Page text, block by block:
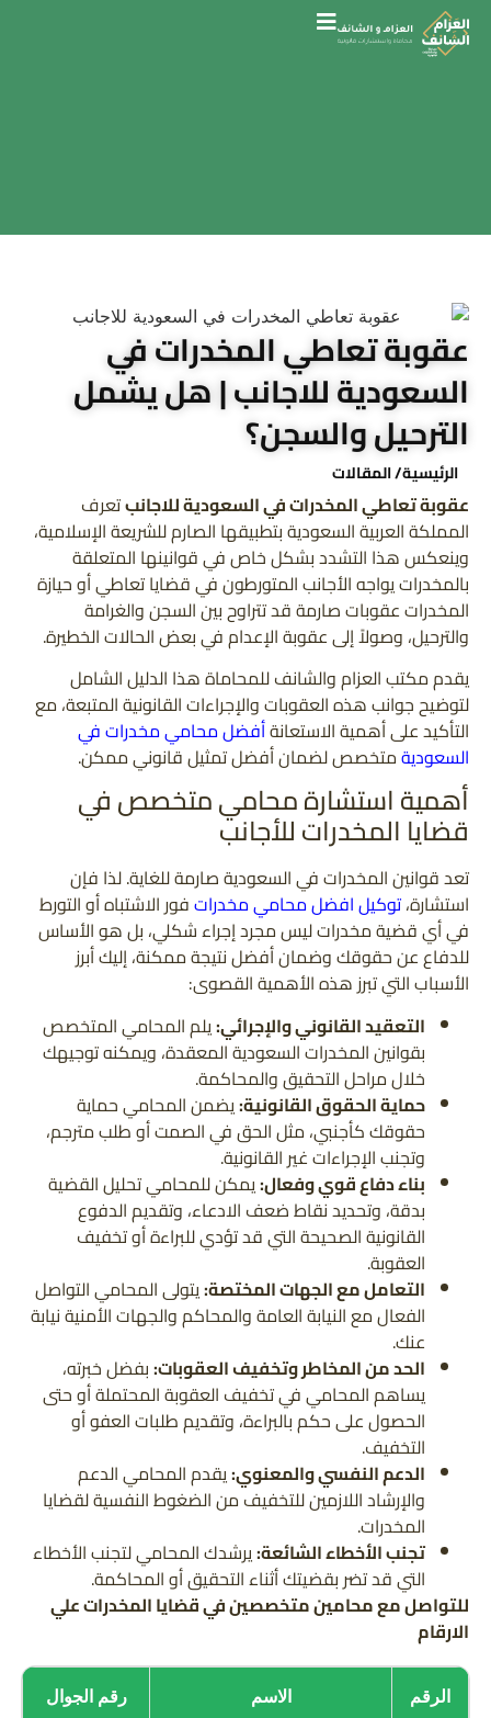
عقوبة تعاطي المخدرات في
السعودية للاجانب | هل يشمل
الترحيل والسجن؟
الرئيسية/ المقالات
عقوبة تعاطي المخدرات في السعودية للاجانبتعرف
المملكة العربية السعودية بتطبيقها الصارم للشريعة الإسلامية،
وينعكس هذا التشدد بشكل خاص في قوانينها المتعلقة
بالمخدرات يواجه الأجانب المتورطون في قضايا تعاطي أو حيازة
المخدرات عقوبات صارمة قد تتراوح بين السجن والغرامة
والترحيل، وصولاً إلى عقوبة الإعدام في بعض الحالات الخطيرة.
يقدم مكتب العزام والشانف للمحاماة هذا الدليل الشامل
لتوضيح جوانب هذه العقوبات والإجراءات القانونية المتبعة، مع
التأكيد على أهمية الاستعانةأفضل محامي مخدرات في
السعوديةمتخصص لضمان أفضل تمثيل قانوني ممكن.
أهمية استشارة محامي متخصص في
قضايا المخدرات للأجانب
تعد قوانين المخدرات في السعودية صارمة للغاية. لذا فإن
استشارة،توكيل افضل محامي مخدراتفور الاشتباه أو التورط
في أي قضية مخدرات ليس مجرد إجراء شكلي، بل هو الأساس
للدفاع عن حقوقك وضمان أفضل نتيجة ممكنة، إليك أبرز
الأسباب التي تبرز هذه الأهمية القصوى:
التعقيد القانوني والإجرائي:يلم المحامي المتخصص
بقوانين المخدرات السعودية المعقدة، ويمكنه توجيهك
خلال مراحل التحقيق والمحاكمة.
حماية الحقوق القانونية:يضمن المحامي حماية
حقوقك كأجنبي، مثل الحق في الصمت أو طلب مترجم،
وتجنب الإجراءات غير القانونية.
بناء دفاع قوي وفعال:يمكن للمحامي تحليل القضية
بدقة، وتحديد نقاط ضعف الادعاء، وتقديم الدفوع
القانونية الصحيحة التي قد تؤدي للبراءة أو تخفيف
العقوبة.
التعامل مع الجهات المختصة:يتولى المحامي التواصل
الفعال مع النيابة العامة والمحاكم والجهات الأمنية نيابة
عنك.
الحد من المخاطر وتخفيف العقوبات:بفضل خبرته،
يساهم المحامي في تخفيف العقوبة المحتملة أو حتى
الحصول على حكم بالبراءة، وتقديم طلبات العفو أو
التخفيف.
الدعم النفسي والمعنوي:يقدم المحامي الدعم
والإرشاد اللازمين للتخفيف من الضغوط النفسية لقضايا
المخدرات.
تجنب الأخطاء الشائعة:يرشدك المحامي لتجنب الأخطاء
التي قد تضر بقضيتك أثناء التحقيق أو المحاكمة.
للتواصل مع محامين متخصصين في قضايا المخدراتعلي
الارقام
الرقم الاسم رقم الجوال